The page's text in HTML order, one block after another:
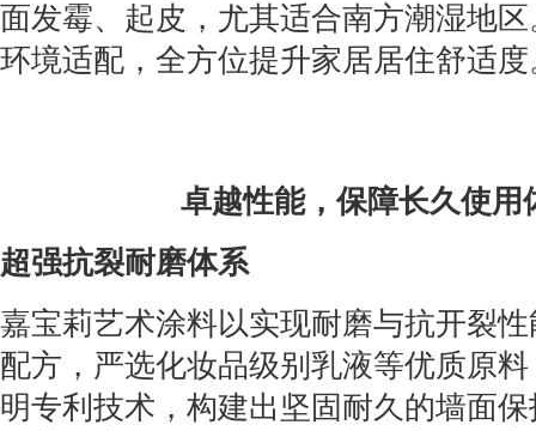
面发霉、起皮，尤其适合南方潮湿地
环境适配，全方位提升家居居住舒适度
卓越性能，保障长久使用
超强抗裂耐磨体系
嘉宝莉艺术涂料以实现耐磨与抗开裂
配方，严选化妆品级别乳液等优质原
明专利技术，构建出坚固耐久的墙面